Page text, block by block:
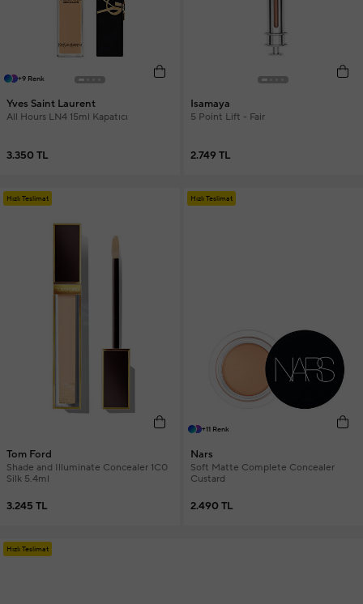
+9 Renk
Yves Saint Laurent
All Hours LN4 15ml Kapatıcı
3.350 TL
Isamaya
5 Point Lift - Fair
2.749 TL
Hızlı Teslimat
Tom Ford
Shade and Illuminate Concealer 1C0
Silk 5.4ml
3.245 TL
Hızlı Teslimat
+11 Renk
Nars
Soft Matte Complete Concealer
Custard
2.490 TL
Hızlı Teslimat